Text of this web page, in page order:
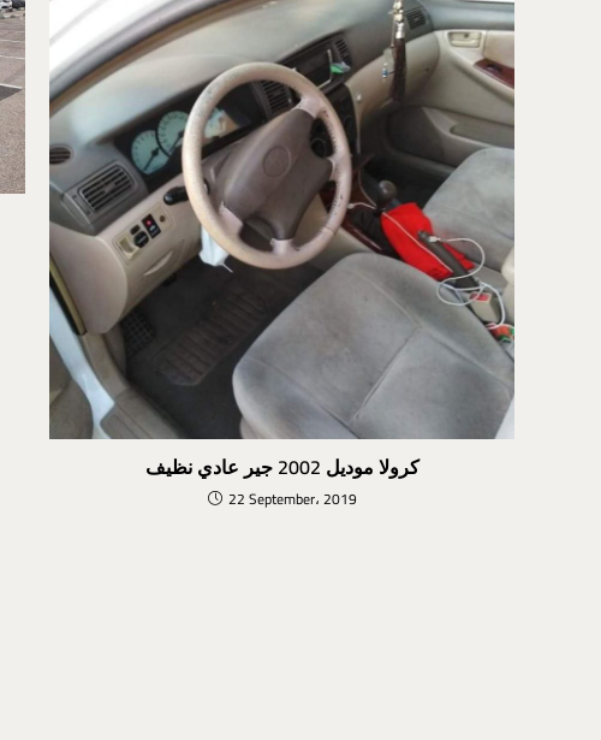
كرولا موديل 2002 جير عادي نظيف
22 September، 2019